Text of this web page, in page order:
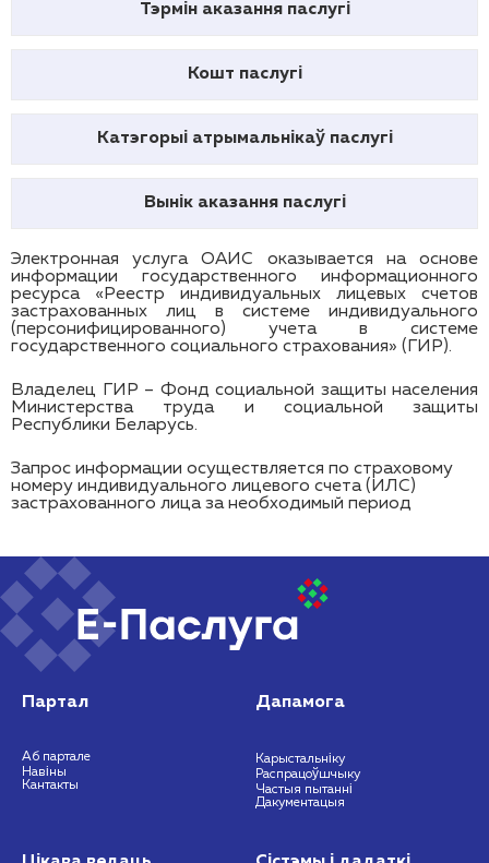
Тэрмін аказання паслугі
Кошт паслугі
Катэгорыі атрымальнікаў паслугі
Вынік аказання паслугі
Электронная услуга ОАИС оказывается на основе
информации государственного информационного
ресурса «Реестр индивидуальных лицевых счетов
застрахованных лиц в системе индивидуального
(персонифицированного) учета в системе
государственного социального страхования» (ГИР).
Владелец ГИР – Фонд социальной защиты населения
Министерства труда и социальной защиты
Республики Беларусь.
Запрос информации осуществляется по страховому
номеру индивидуального лицевого счета (ИЛС)
застрахованного лица за необходимый период
Партал
Аб партале
Навіны
Кантакты
Дапамога
Карыстальніку
Распрацоўшчыку
Частыя пытанні
Дакументацыя